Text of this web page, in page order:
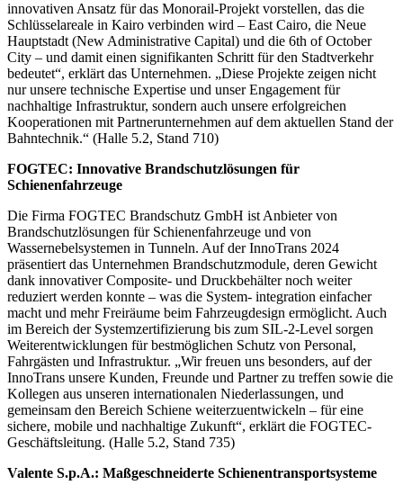
innovativen Ansatz für das Monorail-Projekt vorstellen, das die
Schlüsselareale in Kairo verbinden wird – East Cairo, die Neue
Hauptstadt (New Administrative Capital) und die 6th of October
City – und damit einen signifikanten Schritt für den Stadtverkehr
bedeutet“, erklärt das Unternehmen. „Diese Projekte zeigen nicht
nur unsere technische Expertise und unser Engagement für
nachhaltige Infrastruktur, sondern auch unsere erfolgreichen
Kooperationen mit Partnerunternehmen auf dem aktuellen Stand der
Bahntechnik.“ (Halle 5.2, Stand 710)
FOGTEC: Innovative Brandschutzlösungen für
Schienenfahrzeuge
Die Firma FOGTEC Brandschutz GmbH ist Anbieter von
Brandschutzlösungen für Schienenfahrzeuge und von
Wassernebelsystemen in Tunneln. Auf der InnoTrans 2024
präsentiert das Unternehmen Brandschutzmodule, deren Gewicht
dank innovativer Composite- und Druckbehälter noch weiter
reduziert werden konnte – was die System- integration einfacher
macht und mehr Freiräume beim Fahrzeugdesign ermöglicht. Auch
im Bereich der Systemzertifizierung bis zum SIL-2-Level sorgen
Weiterentwicklungen für bestmöglichen Schutz von Personal,
Fahrgästen und Infrastruktur. „Wir freuen uns besonders, auf der
InnoTrans unsere Kunden, Freunde und Partner zu treffen sowie die
Kollegen aus unseren internationalen Niederlassungen, und
gemeinsam den Bereich Schiene weiterzuentwickeln – für eine
sichere, mobile und nachhaltige Zukunft“, erklärt die FOGTEC-
Geschäftsleitung. (Halle 5.2, Stand 735)
Valente S.p.A.: Maßgeschneiderte Schienentransportsysteme